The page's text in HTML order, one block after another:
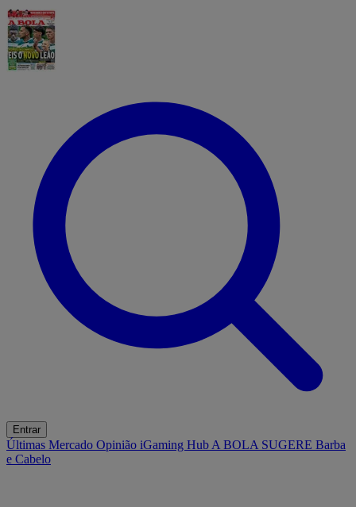
Entrar
Últimas Mercado Opinião iGaming Hub A BOLA SUGERE Barba
e Cabelo